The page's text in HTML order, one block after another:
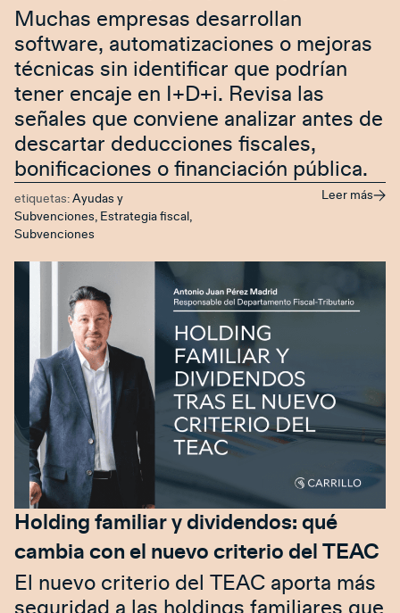
Muchas empresas desarrollan
software, automatizaciones o mejoras
técnicas sin identificar que podrían
tener encaje en I+D+i. Revisa las
señales que conviene analizar antes de
descartar deducciones fiscales,
bonificaciones o financiación pública.
etiquetas: Ayudas y
Subvenciones Estrategia fiscal
Subvenciones
Leer más
Holding familiar y dividendos: qué
cambia con el nuevo criterio del TEAC
El nuevo criterio del TEAC aporta más
seguridad a las holdings familiares que